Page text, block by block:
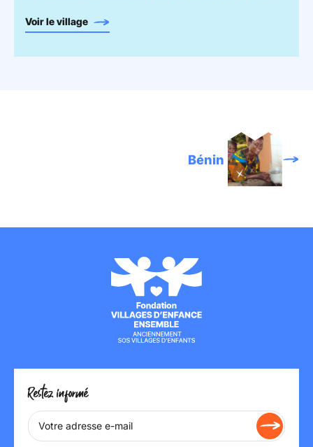
population vivant dans des communautés rurales. Dans
ces zones, de nombreuses familles ont besoin de soutien
Voir le village
Bénin
Restez informé